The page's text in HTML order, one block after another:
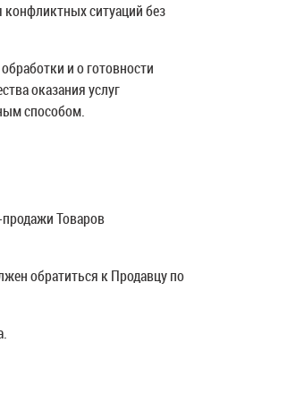
ситуаций без
и о готовности
оказания услуг
способом.
Товаров
обратиться к Продавцу по